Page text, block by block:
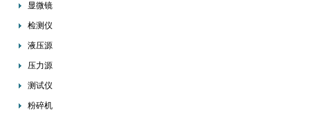
显微镜
检测仪
液压源
压力源
测试仪
粉碎机